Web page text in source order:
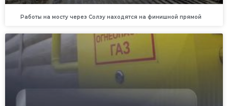
Работы на мосту через Солзу находятся на финишной прямой